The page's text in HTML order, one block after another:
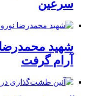
سرعین
شهید
آرام گرفت